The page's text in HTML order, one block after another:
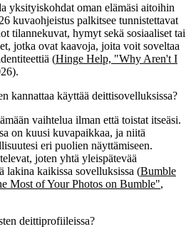
yksityiskohdat oman elämäsi aitoihin
kuvaohjeistus palkitsee tunnistettavat
tilannekuvat, hymyt sekä sosiaaliset tai
jotka ovat kaavoja, joita voit soveltaa
(Hinge Help, "Why Aren't I
kannattaa käyttää deittisovelluksissa?
vaihtelua ilman että toistat itseäsi.
on kuusi kuvapaikkaa, ja niitä
eri puolien näyttämiseen.
joten yhtä yleispätevää
lakina kaikissa sovelluksissa (Bumble
Most of Your Photos on Bumble",
deittiprofiileissa?